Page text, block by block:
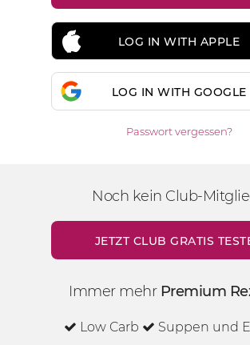
LOG IN WITH APPLE
LOG IN WITH GOOGLE
Passwort vergessen?
Noch kein Club-
JETZT CLUB GRATIS
Immer mehr Premium
Low Carb
Suppen und